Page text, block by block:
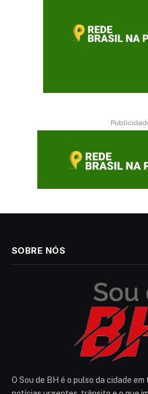
SOBRE NÓS
O Sou de BH é o pulso da cidade